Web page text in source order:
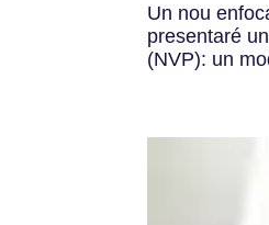
Un nou
presentaré
(NVP): un